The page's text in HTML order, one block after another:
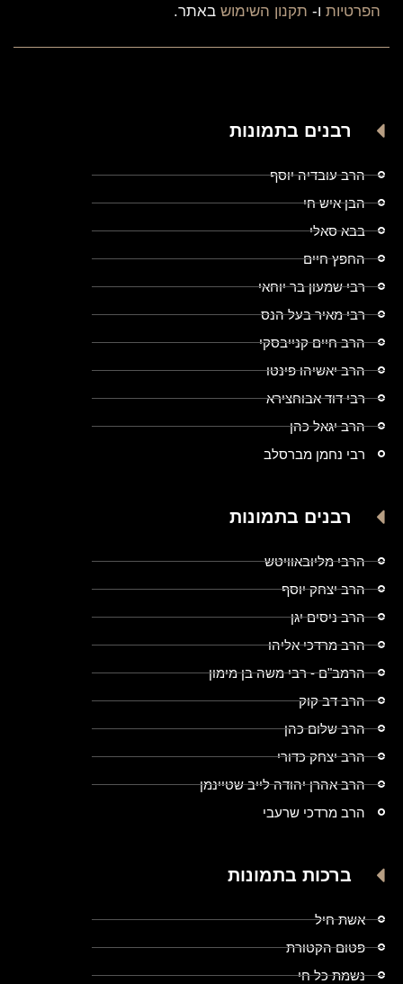
הפרטיות ו- תקנון השימוש באתר.
רבנים בתמונות
הרב עובדיה יוסף
הבן איש חי
בבא סאלי
החפץ חיים
רבי שמעון בר יוחאי
רבי מאיר בעל הנס
הרב חיים קנייבסקי
הרב יאשיהו פינטו
רבי דוד אבוחצירא
הרב יגאל כהן
רבי נחמן מברסלב
רבנים בתמונות
הרבי מליובאוויטש
הרב יצחק יוסף
הרב ניסים יגן
הרב מרדכי אליהו
הרמב"ם - רבי משה בן מימון
הרב דב קוק
הרב שלום כהן
הרב יצחק כדורי
הרב אהרן יהודה לייב שטיינמן
הרב מרדכי שרעבי
ברכות בתמונות
אשת חיל
פטום הקטורת
נשמת כל חי